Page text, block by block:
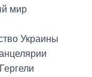
мир
Украины